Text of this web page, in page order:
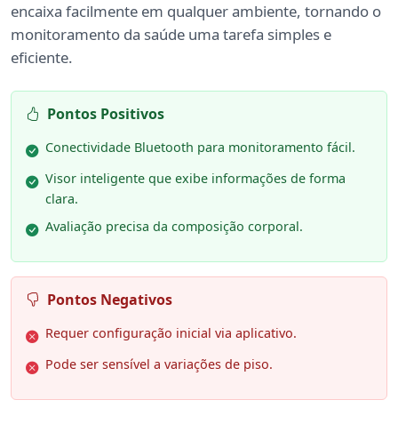
encaixa facilmente em qualquer ambiente, tornando o
monitoramento da saúde uma tarefa simples e
eficiente.
Pontos Positivos
Conectividade Bluetooth para monitoramento fácil.
Visor inteligente que exibe informações de forma
clara.
Avaliação precisa da composição corporal.
Pontos Negativos
Requer configuração inicial via aplicativo.
Pode ser sensível a variações de piso.